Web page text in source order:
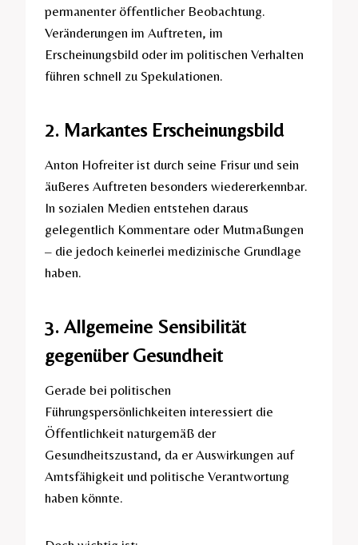
permanenter öffentlicher Beobachtung.
Veränderungen im Auftreten, im
Erscheinungsbild oder im politischen Verhalten
führen schnell zu Spekulationen.
2. Markantes Erscheinungsbild
Anton Hofreiter ist durch seine Frisur und sein
äußeres Auftreten besonders wiedererkennbar.
In sozialen Medien entstehen daraus
gelegentlich Kommentare oder Mutmaßungen
– die jedoch keinerlei medizinische Grundlage
haben.
3. Allgemeine Sensibilität
gegenüber Gesundheit
Gerade bei politischen
Führungspersönlichkeiten interessiert die
Öffentlichkeit naturgemäß der
Gesundheitszustand, da er Auswirkungen auf
Amtsfähigkeit und politische Verantwortung
haben könnte.